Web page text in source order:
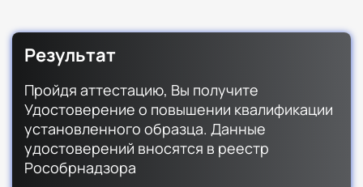
Результат
Пройдя аттестацию, Вы получите
Удостоверение о повышении квалификации
установленного образца. Данные
удостоверений вносятся в реестр
Рособрнадзора